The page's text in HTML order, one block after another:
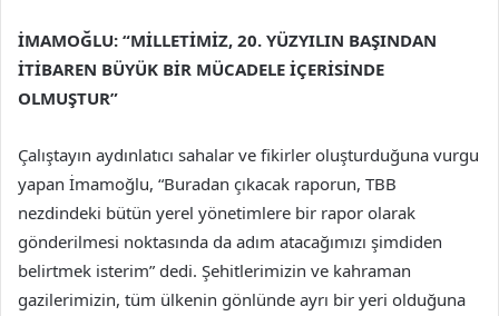
İMAMOĞLU: “MİLLETİMİZ, 20. YÜZYILIN BAŞINDAN
İTİBAREN BÜYÜK BİR MÜCADELE İÇERİSİNDE
OLMUŞTUR”
Çalıştayın aydınlatıcı sahalar ve fikirler oluşturduğuna vurgu
yapan İmamoğlu, “Buradan çıkacak raporun, TBB
nezdindeki bütün yerel yönetimlere bir rapor olarak
gönderilmesi noktasında da adım atacağımızı şimdiden
belirtmek isterim” dedi. Şehitlerimizin ve kahraman
gazilerimizin, tüm ülkenin gönlünde ayrı bir yeri olduğuna